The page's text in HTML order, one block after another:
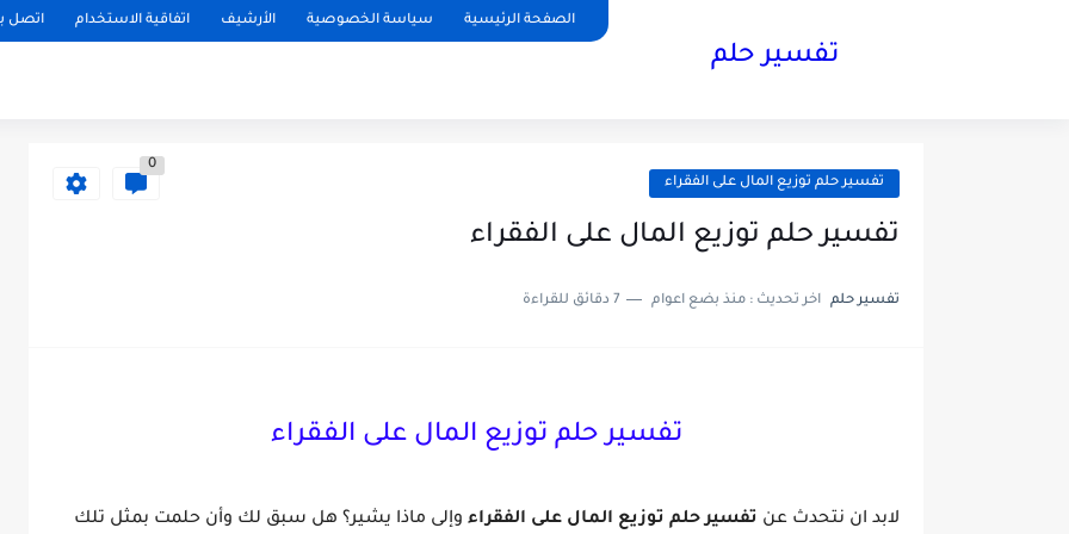
الصفحة الرئيسية سياسة الخصوصية الأرشيف اتفاقية الاستخدام اتصل
تفسير حلم
تفسير حلم توزيع المال على الفقراء
0
تفسير حلم توزيع المال على الفقراء
تفسير حلم اخر تحديث : منذ بضع اعوام 7 دقائق للقراءة
تفسير حلم توزيع المال على الفقراء
لابد ان نتحدث عن تفسير حلم توزيع المال على الفقراء وإلى ماذا يشير؟ هل سبق لك وأن حلمت بمثل تلك